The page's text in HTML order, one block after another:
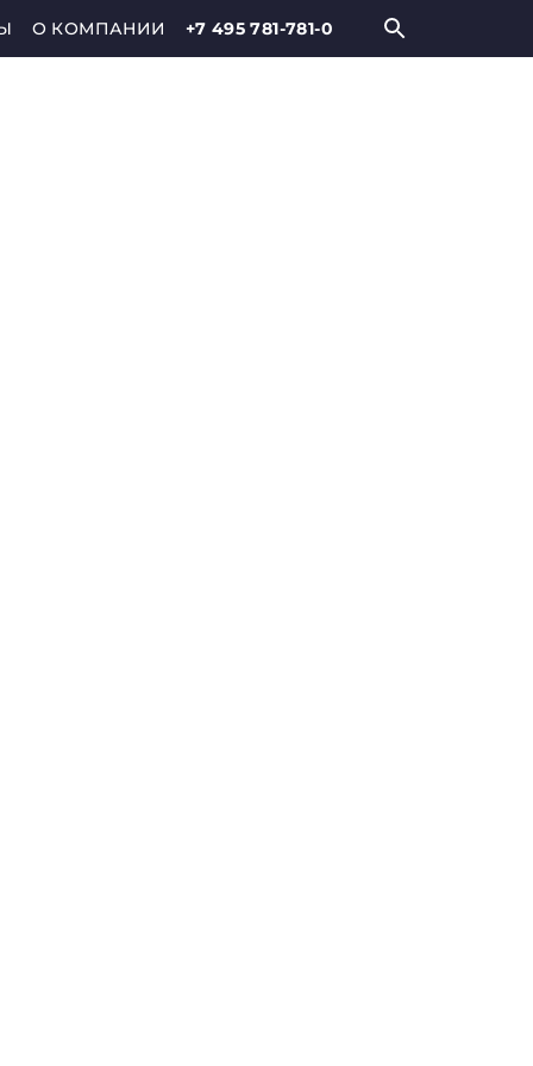
О КОМПАНИИ +7 495 781-781-0